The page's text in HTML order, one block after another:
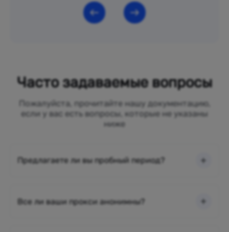
Часто задаваемые вопросы
Пожалуйста, прочитайте нашу документацию,
если у вас есть вопросы, которые не указаны
ниже
Предлагаете ли вы пробный период?
Все ли ваши прокси анонимны?